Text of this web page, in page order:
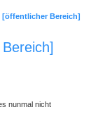
[öffentlicher Bereich]
nunmal nicht